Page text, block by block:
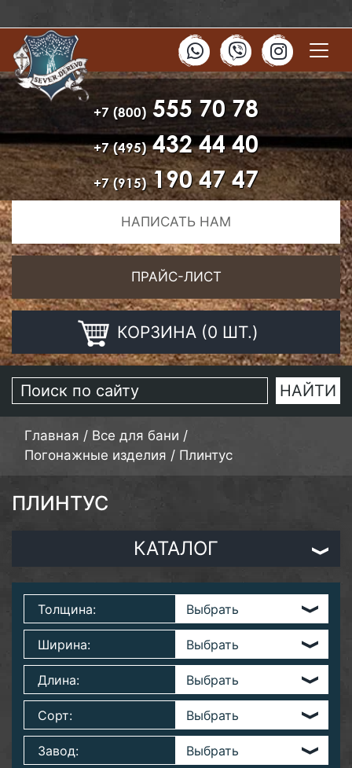
+7 (800) 555 70 78
+7 (495)432 44 40
+7 (915)190 47 47
НАПИСАТЬ НАМ
ПРАЙС-ЛИСТ
КОРЗИНА (0 ШТ.)
Главная / Все для бани /
Погонажные изделия / Плинтус
ПЛИНТУС
КАТАЛОГ
Толщина:
Ширина:
Длина:
Сорт:
Завод: